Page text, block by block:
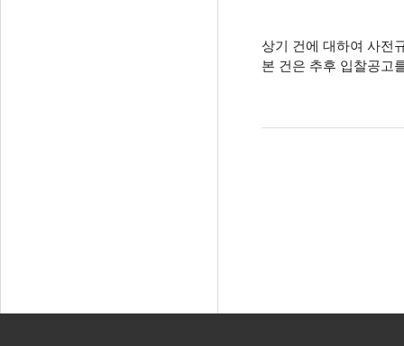
상기 건에 대하여 사전
본 건은 추후 입찰공고